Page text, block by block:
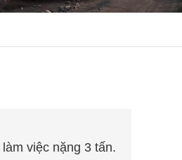
việc nặng 3 tấn.